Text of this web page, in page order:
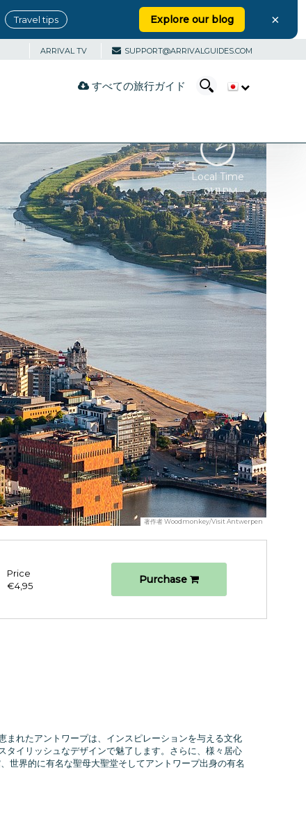
Travel tips Explore our blog ×
ARRIVAL TV SUPPORT@ARRIVALGUIDES.COM
すべての旅行ガイド
Local Time
01:11 PM
著作者Woodmonkey/Visit Antwerpen
Price
€4,95
Purchase
れたアントワープは、インスピレーションを与える文化
イリッシュなデザインで魅了します。さらに、様々居心
世界的に有名な聖母大聖堂そしてアントワープ出身の有名